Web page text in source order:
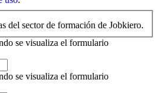
del sector de formación de Jobkiero.
se visualiza el formulario
se visualiza el formulario